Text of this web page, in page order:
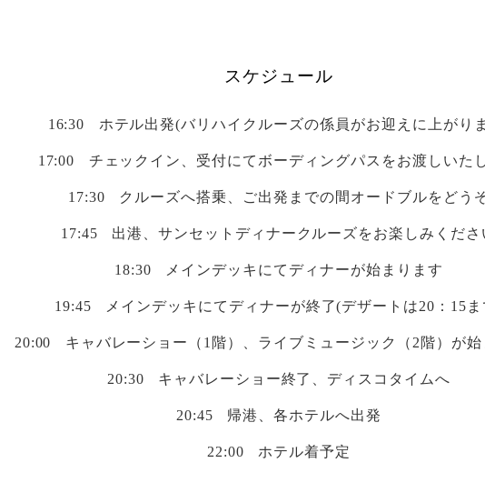
スケジュール
16:30 ホテル出発(バリハイクルーズの係員がお迎えに上がり
17:00 チェックイン、受付にてボーディングパスをお渡しいた
17:30 クルーズへ搭乗、ご出発までの間オードブルをどう
17:45 出港、サンセットディナークルーズをお楽しみくださ
18:30 メインデッキにてディナーが始まります
19:45 メインデッキにてディナーが終了(デザートは20：15ま
20:00 キャバレーショー（1階）、ライブミュージック（2階）が始
20:30 キャバレーショー終了、ディスコタイムへ
20:45 帰港、各ホテルへ出発
22:00 ホテル着予定